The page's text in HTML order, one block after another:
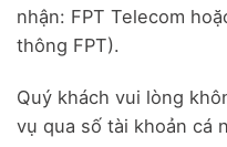
nhận: FPT Telecom
thông FPT).
Quý khách vui lòng
vụ qua số tài khoản cá